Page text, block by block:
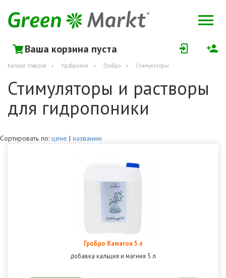
Ваша корзина пуста
Каталог товаров Удобрения ГроБро Стимуляторы
Стимуляторы и растворы
для гидропоники
Сортировать по: цене | названию
ГроБро Камагон 5 л
добавка кальция и магния 5 л